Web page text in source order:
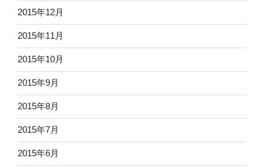
2015年12月
2015年11月
2015年10月
2015年9月
2015年8月
2015年7月
2015年6月